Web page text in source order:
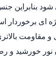
بنابراین
ای
مقاومت
نور خورشید و